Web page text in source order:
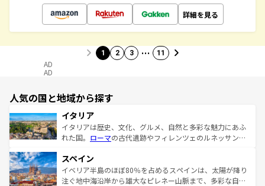
詳細を見る
1 2 3 … 11
AD
AD
人気の国と地域から探す
イタリア
イタリアは歴史、文化、グルメ、自然と多彩な魅力にあふ
れた国。 ローマの古代遺跡やフィレンツェのルネッサンス
ろん、トスカーナの美しい田園風景やアマルフィ海岸の絶
景など、自然景観も見逃せない。観光の合間には、本場の
ピザやパスタなど、絶品のイタリア料理を堪能することも
スペイン
イベリア半島のほぼ80％を占めるスペインは、太陽が降り
注ぐ地中海沿岸から雄大なピレネー山脈まで、多彩な自然